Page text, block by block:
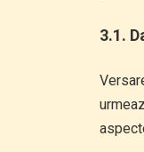
3.1.